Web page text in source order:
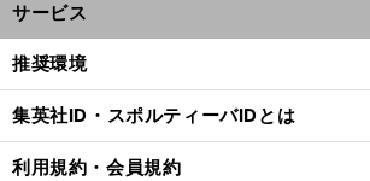
・語
サービス
推奨環境
集英社ID・スポルティーバIDとは
利用規約・会員規約